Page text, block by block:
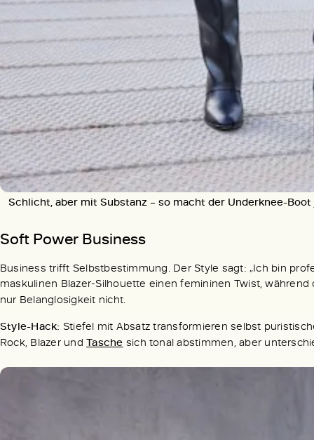
Schlicht, aber mit Substanz – so macht der Underknee-
Soft Power Business
Business trifft Selbstbestimmung. Der Style sagt: „Ich bin
maskulinen Blazer-Silhouette einen femininen Twist,
nur Belanglosigkeit nicht.
Style-Hack: Stiefel mit Absatz transformieren selbst
Rock, Blazer undTasche sich tonal abstimmen, aber